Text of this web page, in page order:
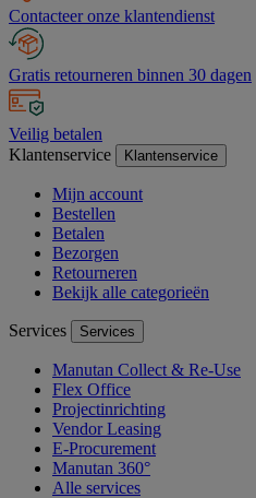
Contacteer onze klantendienst
Gratis retourneren binnen 30 dagen
Veilig betalen
Klantenservice
Klantenservice
Mijn account
Bestellen
Betalen
Bezorgen
Retourneren
Bekijk alle categorieën
Services Services
Manutan Collect & Re-Use
Flex Office
Projectinrichting
Vendor Leasing
E-Procurement
Manutan 360°
Alle services